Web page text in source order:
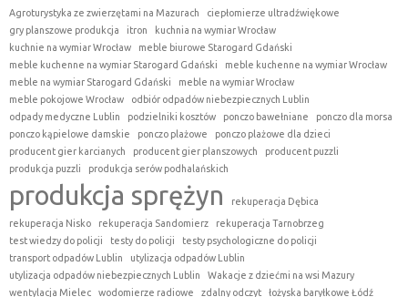
Agroturystyka ze zwierzętami na Mazurach
ciepłomierze ultradźwiękowe
gry planszowe produkcja
itron
kuchnia na wymiar Wrocław
kuchnie na wymiar Wrocław
meble biurowe Starogard Gdański
meble kuchenne na wymiar Starogard Gdański
meble kuchenne na wymiar Wrocław
meble na wymiar Starogard Gdański
meble na wymiar Wrocław
meble pokojowe Wrocław
odbiór odpadów niebezpiecznych Lublin
odpady medyczne Lublin
podzielniki kosztów ponczo bawełniane
ponczo dla morsa
ponczo kąpielowe damskie
ponczo plażowe
ponczo plażowe dla dzieci
producent gier karcianych
producent gier planszowych
producent puzzli
produkcja puzzli
produkcja serów podhalańskich
produkcja sprężyn
rekuperacja Dębica
rekuperacja Nisko
rekuperacja Sandomierz
rekuperacja Tarnobrzeg
test wiedzy do policji
testy do policji
testy psychologiczne do policji
transport odpadów Lublin
utylizacja odpadów Lublin
utylizacja odpadów niebezpiecznych Lublin
Wakacje z dziećmi na wsi Mazury
wentylacja Mielec
wodomierze radiowe zdalny odczyt łożyska baryłkowe Łódź